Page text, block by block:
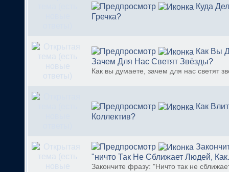
Куда
Гречка?
Как Вы
Зачем Для Нас Светят Звёзды?
Как вы думаете, зачем для нас светят
Как
Коллектив?
"ничто Так Не Сближает Людей,
Закончите фразу: "Ничто так не